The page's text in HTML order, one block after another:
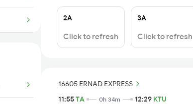
2A
Click to refresh
3A
Click to refresh
16605 ERNAD EXPRESS
11:55TA 0h 34m 12:29 KTU